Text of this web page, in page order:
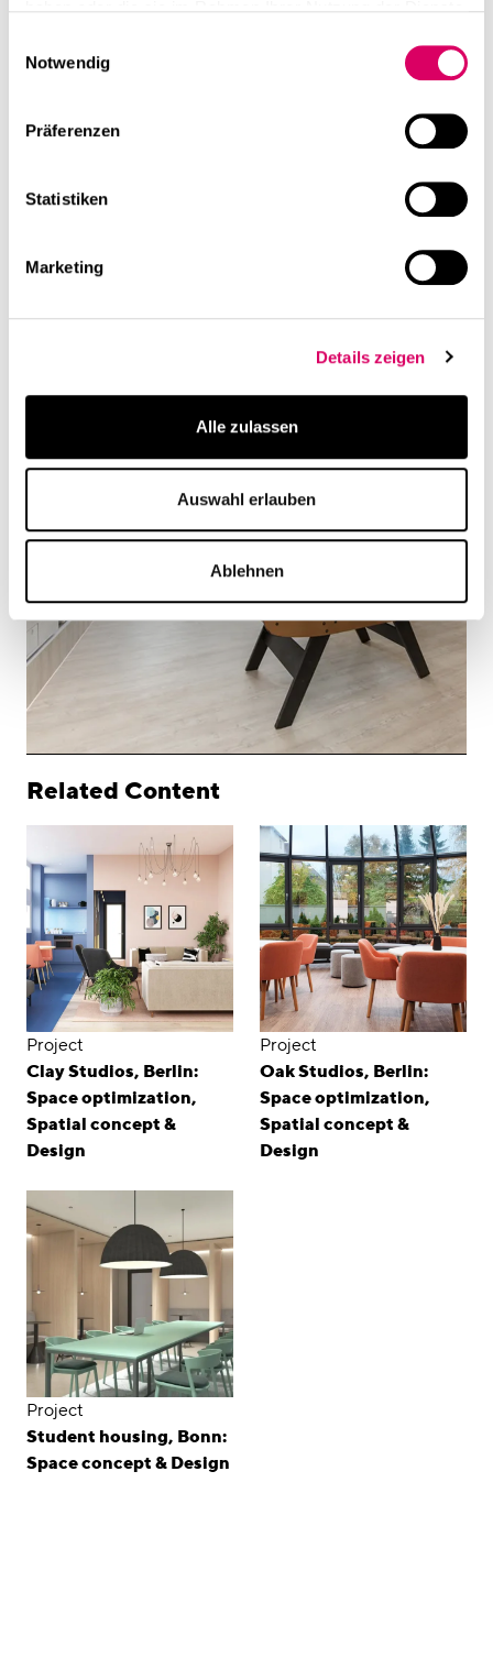
Notwendig
Präferenzen
Statistiken
Marketing
Details zeigen
Alle zulassen
Auswahl erlauben
Ablehnen
Related Content
Project
Clay Studios, Berlin:
Space optimization,
Spatial concept &
Design
Project
Oak Studios, Berlin:
Space optimization,
Spatial concept &
Design
Project
Student housing, Bonn:
Space concept & Design